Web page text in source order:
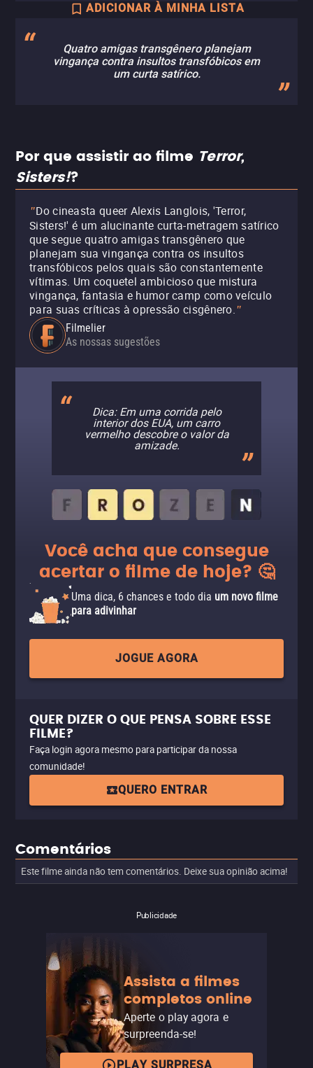
ADICIONAR À MINHA LISTA
Quatro amigas transgênero planejam
vingança contra insultos transfóbicos em
um curta satírico.
Por que assistir ao filme Terror,
Sisters!?
"Do cineasta queer Alexis Langlois, 'Terror,
Sisters!' é um alucinante curta-metragem satírico
que segue quatro amigas transgênero que
planejam sua vingança contra os insultos
transfóbicos pelos quais são constantemente
vítimas. Um coquetel ambicioso que mistura
vingança, fantasia e humor camp como veículo
para suas críticas à opressão cisgênero."
Filmelier
As nossas sugestões
Dica: Em uma corrida pelo
interior dos EUA, um carro
vermelho descobre o valor da
amizade.
Você acha que consegue
acertar o filme de hoje? 🤔
Uma dica, 6 chances e todo dia um novo filme
para adivinhar
JOGUE AGORA
QUER DIZER O QUE PENSA SOBRE ESSE
FILME?
Faça login agora mesmo para participar da nossa
comunidade!
QUERO ENTRAR
Comentários
Este filme ainda não tem comentários. Deixe sua opinião acima!
Publicidade
Assista a filmes
completos online
Aperte o play agora e
surpreenda-se!
PLAY SURPRESA